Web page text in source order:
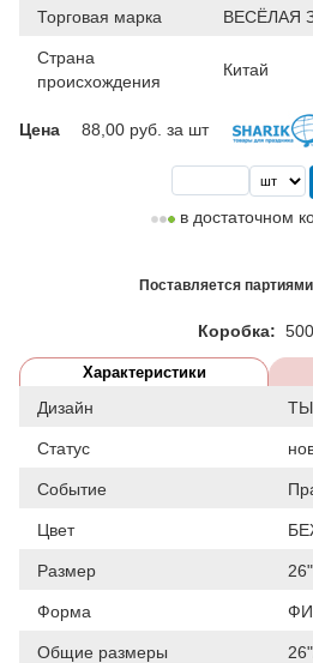
Торговая марка ВЕСЁЛАЯ
Страна
происхождения
Китай
Цена 88,00 руб. за шт
в достаточном
Поставляется
Коробка:
Характеристики
Дизайн
Статус
Событие
Цвет
Размер 26"
Форма
Общие размеры